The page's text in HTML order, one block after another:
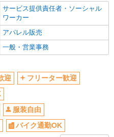
トでの鮮魚スタッフ
給1270円〜／16時以降時給1370
日曜・祝日は時給100円ＵＰ！
社員登用あり
サービス
服装自由
扶養内勤務OK
サービス提供責任者・ソーシャル
ワーカー
アパレル販売
一般・営業事務
迎
フリーター歓迎
服装自由
バイク通勤OK